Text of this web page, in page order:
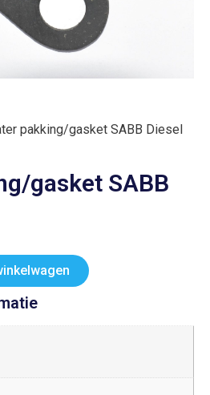
pakking/gasket SABB Diesel
gasket SABB